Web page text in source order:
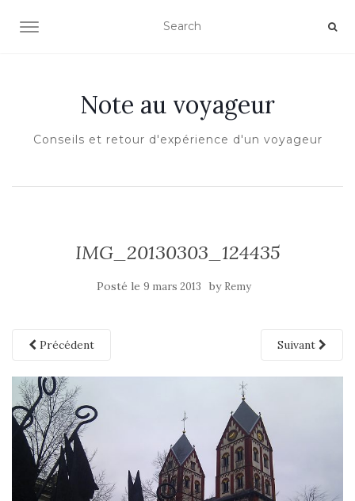
OUVRIR/FERMER LA NAVIGATION
Note au voyageur
Conseils et retour d'expérience d'un voyageur
IMG_20130303_124435
Posté le 9 mars 2013 by Remy
Précédent Suivant